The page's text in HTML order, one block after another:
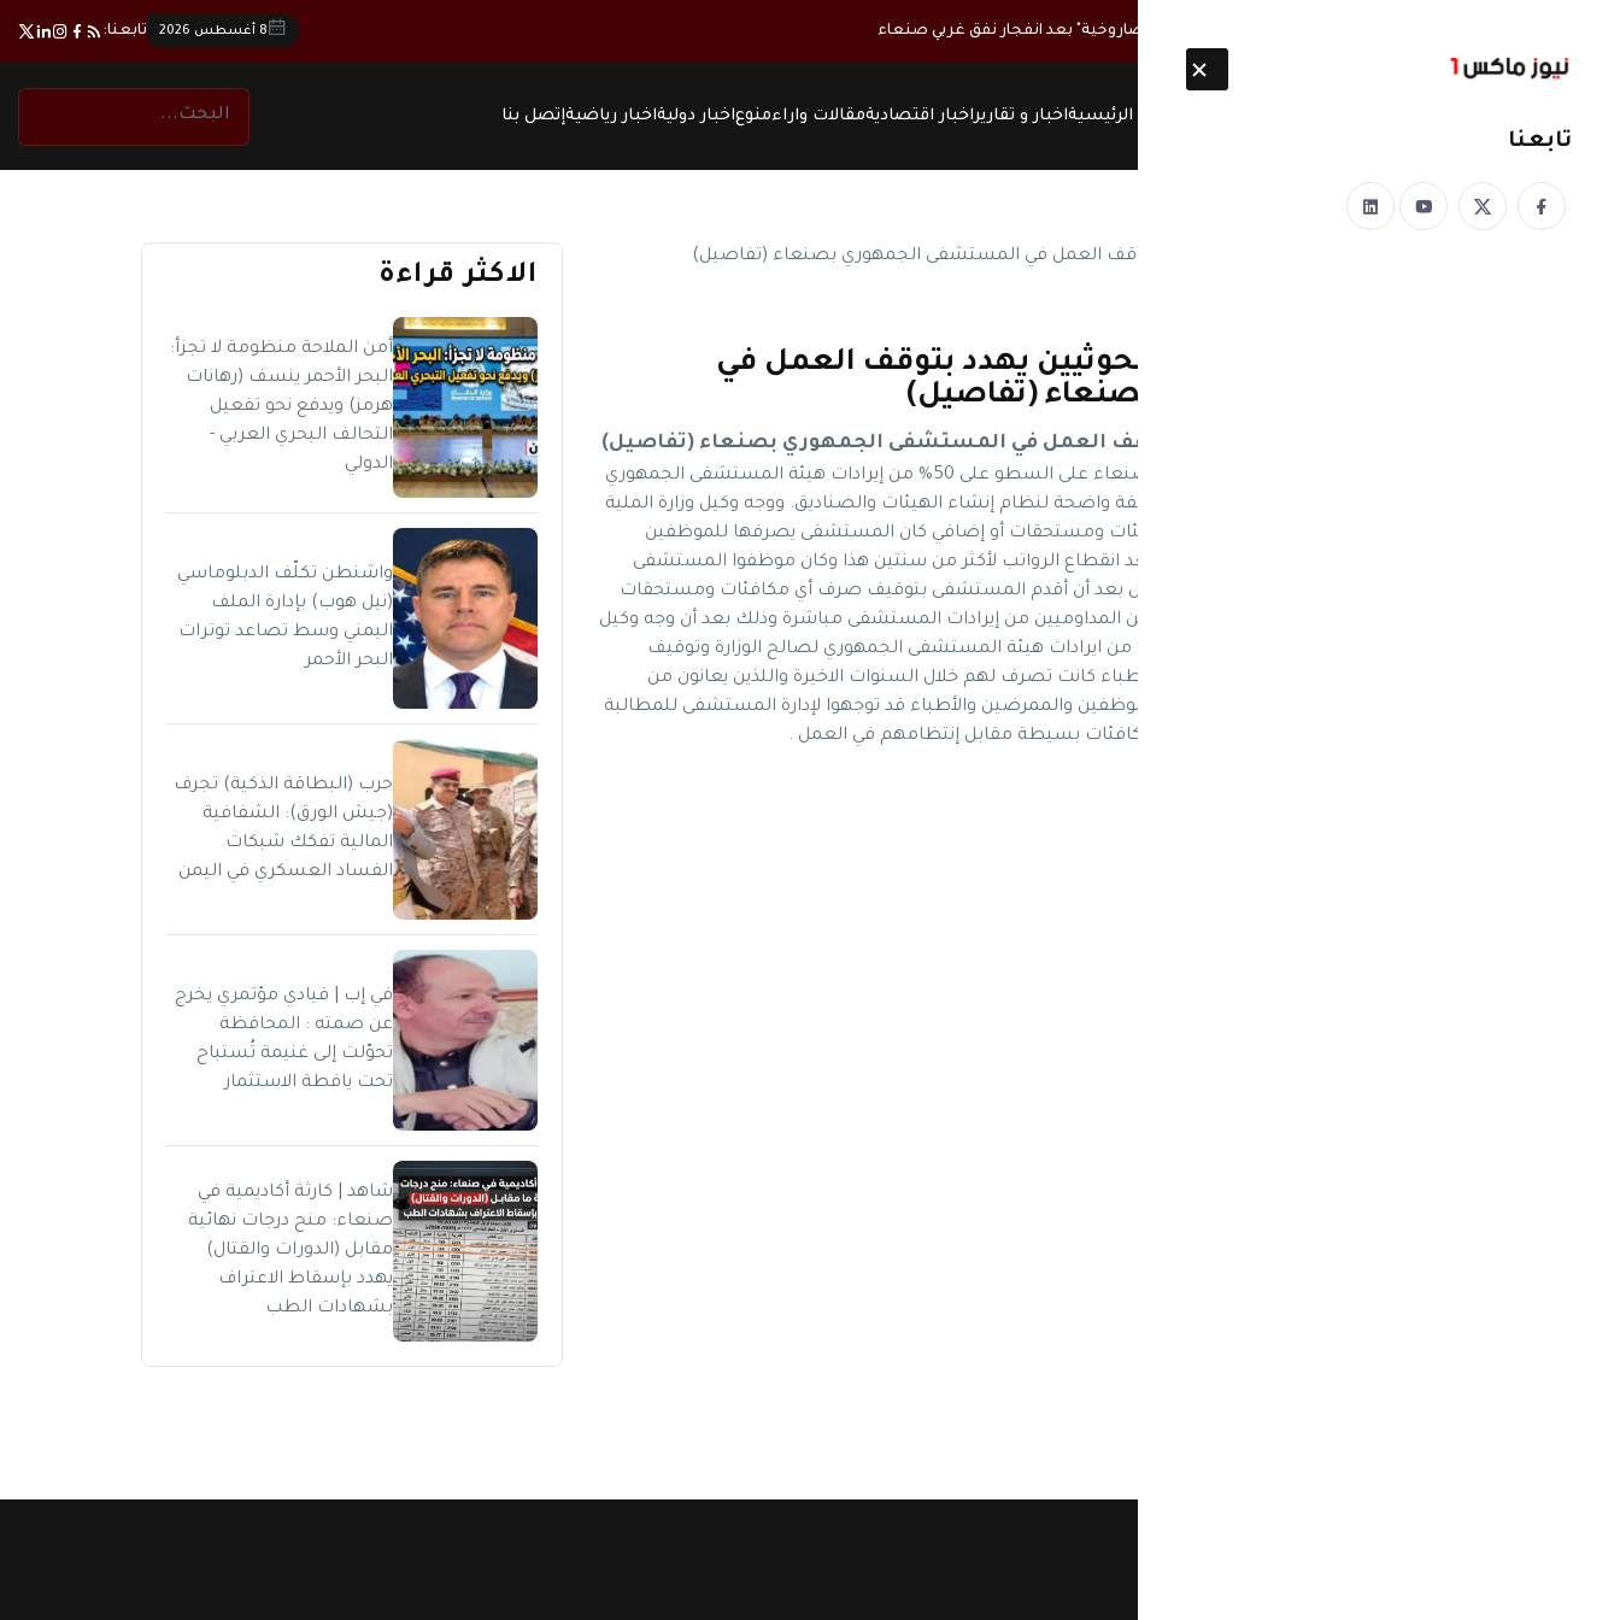
8 أغسطس 2026 تابعنا:
الرئيسيةاخبار و تقاريراخبار اقتصاديةمقالات واراءمنوعاخبار دوليةاخبار رياضيةإتصل بنا
تابعنا
اليمن: تصرف خطير من الحوثيين يهدد بتوقف العمل في
المستشفى الجمهوري بصنعاء (تفاصيل)
تصرف خطير من الحوثيين يهدد بتوقف العمل في المستشفى الجمهوري بصنعاء (تفاصيل)
نيوز ماكس ون: اقدمت سلطة الحوثيين بصنعاء على السطو على 50% من إيرادات هيئة المستشفى الجمهوري
وتوريدها لصالح وزارة المالية، وذلك في مخالفة واضحة لنظام إنشاء الهيئات والصناديق. ووجه وكيل وزارة الملية
المعين من الحوثيين بتوقيف صرف أي مكافئات ومستحقات أو إضافي كان المستشفى يصرفها للموظفين
بالمستشفى مقابل انتظامهم في العمل بعد انقطاع الرواتب لأكثر من سنتين هذا وكان موظفوا المستشفى
الجمهوري بصنعاء هددوا بالتوقف عن العمل بعد أن أقدم المستشفى بتوقيف صرف أي مكافئات ومستحقات
كان يصرفها لهم مقابل مواصلات للموظفين المداوميين من إيرادات المستشفى مباشرة وذلك بعد أن وجه وكيل
وزارة المالية في سلطة الحوثيين بتوريد 50% من ايرادات هيئة المستشفى الجمهوري لصالح الوزارة وتوقيف
صرف أي مبالغ للموظفيين والممرضين والاطباء كانت تصرف لهم خلال السنوات الاخيرة واللذين يعانون من
إنقطاع الرواتب منذ سنتين وكان عدد من الموظفين والممرضين والأطباء قد توجهوا لإدارة المستشفى للمطالبة
بمستحقاتهم والتي تعتبر بدل مواصلات ومكافئات بسيطة مقابل إنتظامهم في العمل .
الاكثر قراءة
أمن الملاحة منظومة لا تجزأ:
البحر الأحمر ينسف (رهانات
هرمز) ويدفع نحو تفعيل
التحالف البحري العربي -
الدولي
واشنطن تكلّف الدبلوماسي
(نيل هوب) بإدارة الملف
اليمني وسط تصاعد توترات
البحر الأحمر
حرب (البطاقة الذكية) تجرف
(جيش الورق): الشفافية
المالية تفكك شبكات
الفساد العسكري في اليمن
في إب | قيادي مؤتمري يخرج
عن صمته : المحافظة
تحوّلت إلى غنيمة تُستباح
تحت يافطة الاستثمار
شاهد | كارثة أكاديمية في
صنعاء: منح درجات نهائية
مقابل (الدورات والقتال)
يهدد بإسقاط الاعتراف
بشهادات الطب